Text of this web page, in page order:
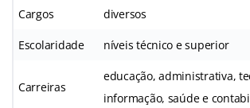
Cargos diversos
Escolaridade níveis técnico e superior
Carreiras
educação, administrativa,
informação, saúde e